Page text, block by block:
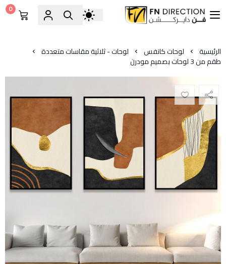
فن دايركشن
0
الرئيسية لوحات كانفس لوحات - ثلاثية مقاسات متعددة
طقم من 3 لوحات بصميم مودرن